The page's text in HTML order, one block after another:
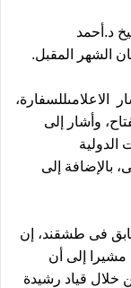
د.أحمد
الشهر المقبل.
الاعلامىللسفارة،
وأشار إلى
الدولية
بالإضافة إلى
فى طشقند، إن
مشيرا إلى أن
خلال قياد رشيدة